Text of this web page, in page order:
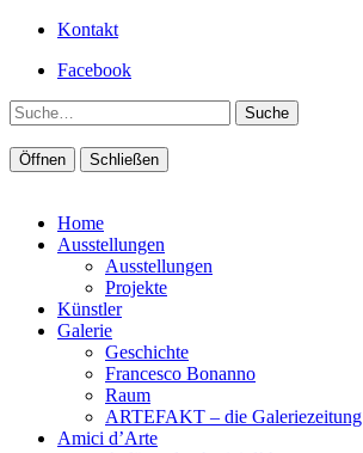
Kontakt
Facebook
Suche
Öffnen Schließen
Home
Ausstellungen
Ausstellungen
Projekte
Künstler
Galerie
Geschichte
Francesco Bonanno
Raum
ARTEFAKT – die Galeriezeitung
Amici d’Arte